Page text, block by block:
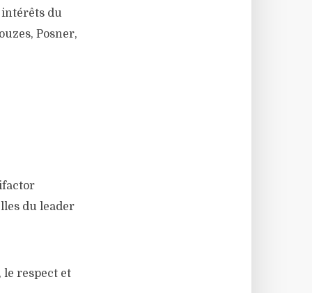
intérêts du
Posner,
du leader
le respect et